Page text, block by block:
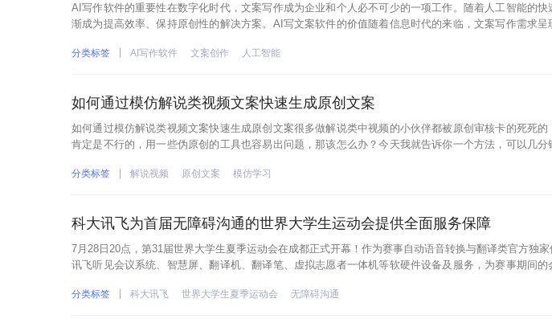
AI写作软件的重要性在数字化时代，文案写作成为企业和个人必不可少的一项工作。随着人工智能的
渐成为提高效率、保持原创性的解决方案。AI写文案软件的价值随着信息时代的来临，文案写作需求呈
分类标签 AI写作软件 文案创作 人工智能
如何通过模仿解说类视频文案快速生成原创文案
如何通过模仿解说类视频文案快速生成原创文案很多做解说类中视频的小伙伴都被原创审核卡的死死的
肯定是不行的，用一些伪原创的工具也容易出问题，那该怎么办？今天我就告诉你一个方法，可以几分
分类标签 解说视频 原创文案 模仿学习
科大讯飞为首届无障碍沟通的世界大学生运动会提供全面服务保障
7月28日20点，第31届世界大学生夏季运动会在成都正式开幕！作为赛事自动语音转换与翻译类官方独
讯飞听见会议系统、智慧屏、翻译机、翻译笔、虚拟志愿者一体机等软硬件设备及服务，为赛事期间的
分类标签 科大讯飞 世界大学生夏季运动会 无障碍沟通